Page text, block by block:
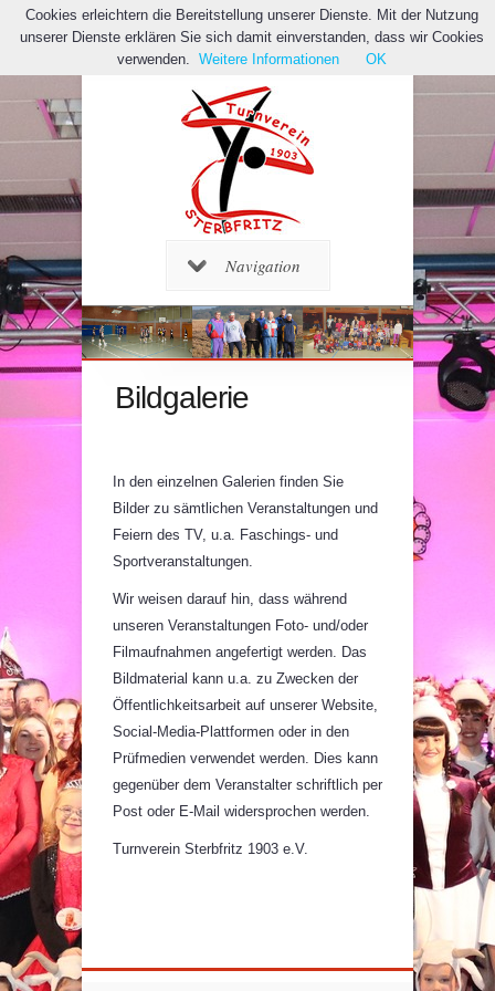
Navigation
Bildgalerie
In den einzelnen Galerien finden Sie
Bilder zu sämtlichen Veranstaltungen und
Feiern des TV, u.a. Faschings- und
Sportveranstaltungen.
Wir weisen darauf hin, dass während
unseren Veranstaltungen Foto- und/oder
Filmaufnahmen angefertigt werden. Das
Bildmaterial kann u.a. zu Zwecken der
Öffentlichkeitsarbeit auf unserer Website,
Social-Media-Plattformen oder in den
Prüfmedien verwendet werden. Dies kann
gegenüber dem Veranstalter schriftlich per
Post oder E-Mail widersprochen werden.
Turnverein Sterbfritz 1903 e.V.
Cookies erleichtern die Bereitstellung unserer Dienste. Mit der Nutzung
unserer Dienste erklären Sie sich damit einverstanden, dass wir Cookies
verwenden. Weitere Informationen OK